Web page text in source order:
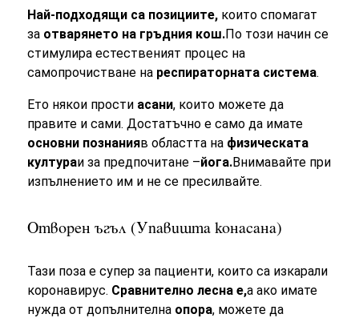
Най-подходящи са позициите, които спомагат
за отварянето на гръдния кош.По този начин се
стимулира естественият процес на
самопрочистване на респираторната система.
Ето някои прости асани, които можете да
правите и сами. Достатъчно е само да имате
основни познанияв областта на физическата
култураи за предпочитане –йога.Внимавайте при
изпълнението им и не се пресилвайте.
Отворен ъгъл (Упавишта конасана)
Тази поза е супер за пациенти, които са изкарали
коронавирус. Сравнително лесна е,а ако имате
нужда от допълнителна опора, можете да